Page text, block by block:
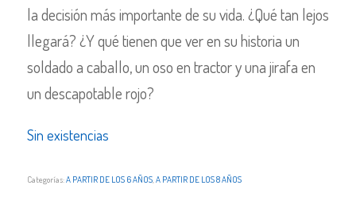
la decisión más importante de su vida. ¿Qué tan lejos
llegará? ¿Y qué tienen que ver en su historia un
soldado a caballo, un oso en tractor y una jirafa en
un descapotable rojo?
Sin existencias
Categorías:A PARTIR DE LOS 6 AÑOS,A PARTIR DE LOS 8 AÑOS